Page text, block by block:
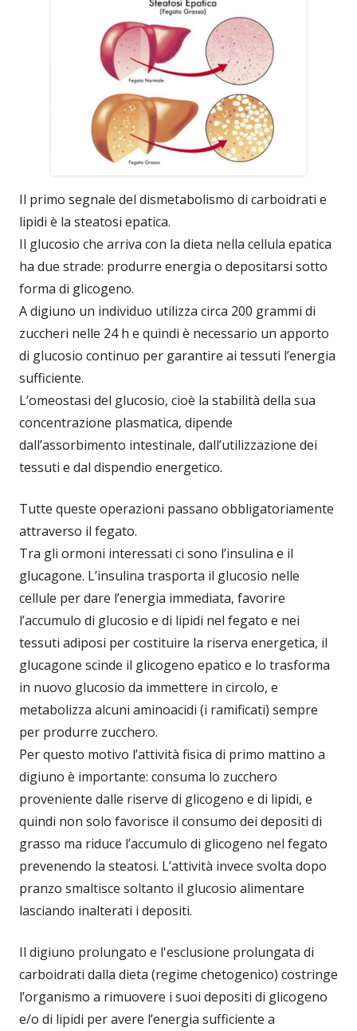
Il primo segnale del dismetabolismo di carboidrati e
lipidi è la steatosi epatica.
Il glucosio che arriva con la dieta nella cellula epatica
ha due strade: produrre energia o depositarsi sotto
forma di glicogeno.
A digiuno un individuo utilizza circa 200 grammi di
zuccheri nelle 24 h e quindi è necessario un apporto
di glucosio continuo per garantire ai tessuti l’energia
sufficiente.
L’omeostasi del glucosio, cioè la stabilità della sua
concentrazione plasmatica, dipende
dall’assorbimento intestinale, dall’utilizzazione dei
tessuti e dal dispendio energetico.
Tutte queste operazioni passano obbligatoriamente
attraverso il fegato.
Tra gli ormoni interessati ci sono l’insulina e il
glucagone. L’insulina trasporta il glucosio nelle
cellule per dare l’energia immediata, favorire
l’accumulo di glucosio e di lipidi nel fegato e nei
tessuti adiposi per costituire la riserva energetica, il
glucagone scinde il glicogeno epatico e lo trasforma
in nuovo glucosio da immettere in circolo, e
metabolizza alcuni aminoacidi (i ramificati) sempre
per produrre zucchero.
Per questo motivo l’attività fisica di primo mattino a
digiuno è importante: consuma lo zucchero
proveniente dalle riserve di glicogeno e di lipidi, e
quindi non solo favorisce il consumo dei depositi di
grasso ma riduce l’accumulo di glicogeno nel fegato
prevenendo la steatosi. L’attività invece svolta dopo
pranzo smaltisce soltanto il glucosio alimentare
lasciando inalterati i depositi.
Il digiuno prolungato e l'esclusione prolungata di
carboidrati dalla dieta (regime chetogenico) costringe
l’organismo a rimuovere i suoi depositi di glicogeno
e/o di lipidi per avere l’energia sufficiente a